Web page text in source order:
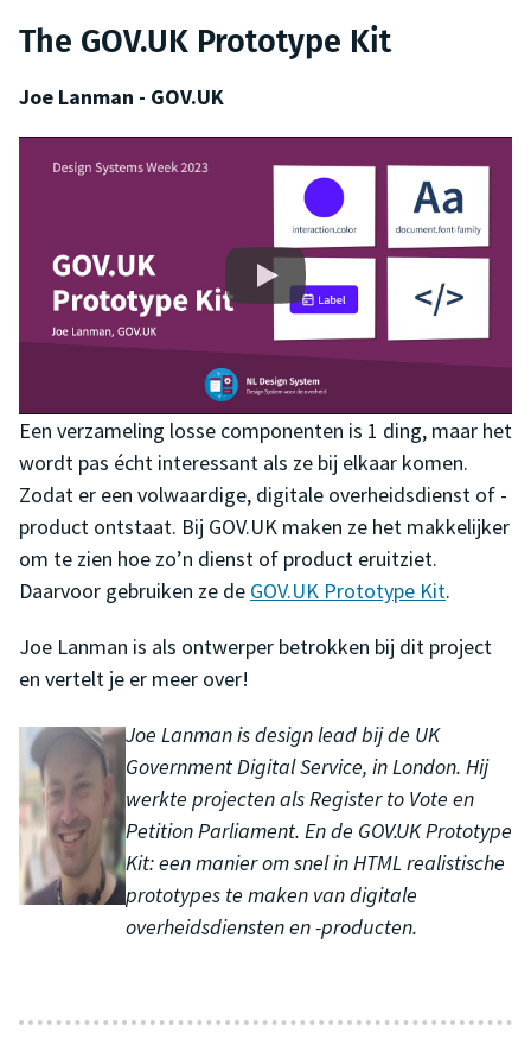
The GOV.UK Prototype Kit
Joe Lanman - GOV.UK
Een verzameling losse componenten is 1 ding, maar het
wordt pas écht interessant als ze bij elkaar komen.
Zodat er een volwaardige, digitale overheidsdienst of -
product ontstaat. Bij GOV.UK maken ze het makkelijker
om te zien hoe zo’n dienst of product eruitziet.
Daarvoor gebruiken ze de GOV.UK Prototype Kit.
Joe Lanman is als ontwerper betrokken bij dit project
en vertelt je er meer over!
Joe Lanman is design lead bij de UK
Government Digital Service, in London. Hij
werkte projecten als Register to Vote en
Petition Parliament. En de GOV.UK Prototype
Kit: een manier om snel in HTML realistische
prototypes te maken van digitale
overheidsdiensten en -producten.